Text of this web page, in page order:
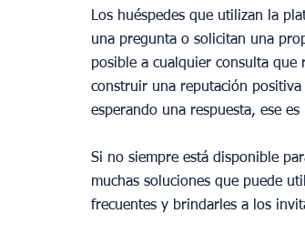
Los huéspedes que utilizan la
una pregunta o solicitan una
posible a cualquier consulta que
construir una reputación
esperando una respuesta, ese
Si no siempre está disponible
muchas soluciones que puede
frecuentes y brindarles a los